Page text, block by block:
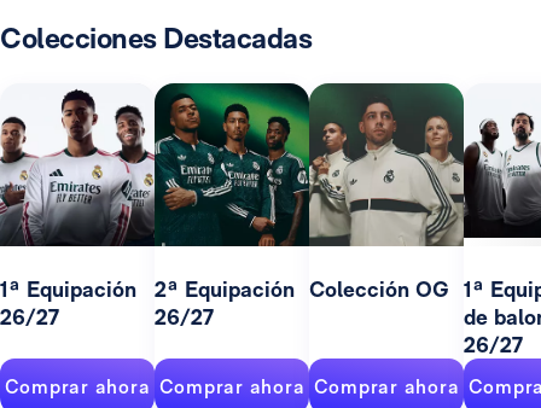
Colecciones Destacadas
1ª Equipación
26/27
Comprar ahora
2ª Equipación
26/27
Comprar ahora
Colección OG
Comprar ahora
1ª
de
26/27